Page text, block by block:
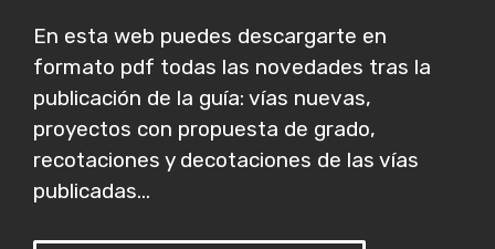
En esta web puedes descargarte en
formato pdf todas las novedades tras la
publicación de la guía: vías nuevas,
proyectos con propuesta de grado,
recotaciones y decotaciones de las vías
publicadas...